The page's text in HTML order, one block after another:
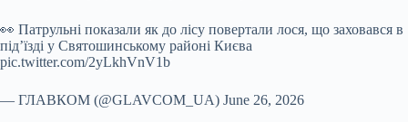
👀 Патрульні показали як до лісу повертали лося, що заховався в
підʼїзді у Святошинському районі Києва
pic.twitter.com/2yLkhVnV1b
— ГЛАВКОМ (@GLAVCOM_UA) June 26, 2026